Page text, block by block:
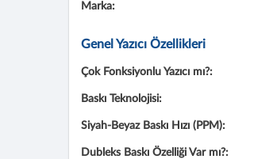
Marka:
Genel Yazıcı Özellikleri
Çok Fonksiyonlu Yazıcı mı?:
Baskı Teknolojisi:
Siyah-Beyaz Baskı Hızı (PPM):
Dubleks Baskı Özelliği Var mı?: